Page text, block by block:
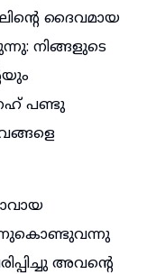
ദൈവമായ
നിങ്ങളുടെ
പണ്ടു
അവന്റെ